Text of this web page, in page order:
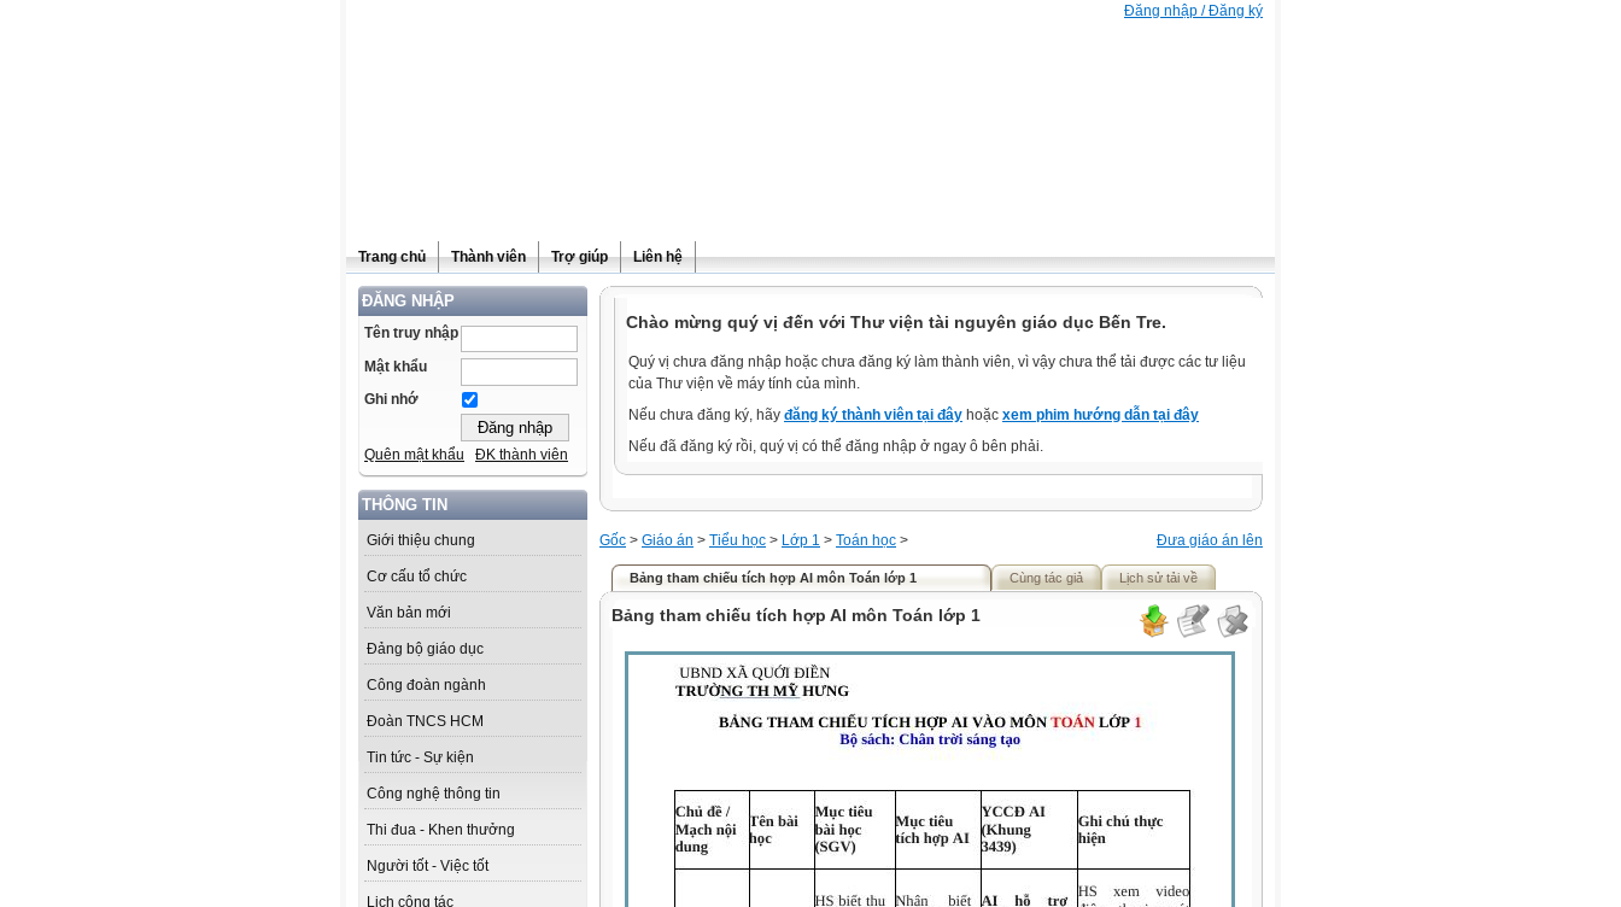
Đăng nhập / Đăng ký
Trang chủ Thành viên Trợ giúp Liên hệ
ĐĂNG NHẬP
Tên truy nhập
Mật khẩu
Ghi nhớ
Quên mật khẩu ĐK thành viên
THÔNG TIN
Giới thiệu chung
Cơ cấu tổ chức
Văn bản mới
Đảng bộ giáo dục
Công đoàn ngành
Đoàn TNCS HCM
Tin tức - Sự kiện
Công nghệ thông tin
Thi đua - Khen thưởng
Người tốt - Việc tốt
Lịch công tác
Chào mừng quý vị đến với Thư viện tài nguyên giáo dục Bến Tre.
Quý vị chưa đăng nhập hoặc chưa đăng ký làm thành viên, vì vậy chưa thể tải được các tư liệu
của Thư viện về máy tính của mình.
Nếu chưa đăng ký, hãy đăng ký thành viên tại đây hoặc xem phim hướng dẫn tại đây
Nếu đã đăng ký rồi, quý vị có thể đăng nhập ở ngay ô bên phải.
Đưa giáo án lên
Gốc > Giáo án > Tiểu học > Lớp 1 > Toán học >
Bảng tham chiếu tích hợp AI môn Toán lớp 1 Cùng tác giả Lịch sử tải về
Bảng tham chiếu tích hợp AI môn Toán lớp 1